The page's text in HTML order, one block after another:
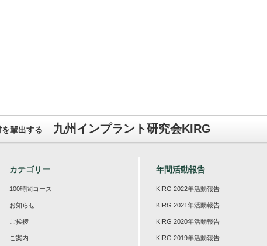
輩出する 九州インプラント研究会KIRG
カテゴリー
100時間コース
お知らせ
ご挨拶
ご案内
年間活動報告
KIRG 2022年活動報告
KIRG 2021年活動報告
KIRG 2020年活動報告
KIRG 2019年活動報告